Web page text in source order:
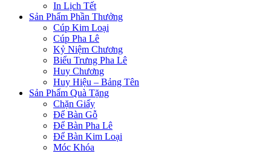
In Lịch Tết
Sản Phẩm Phần Thưởng
Cúp Kim Loại
Cúp Pha Lê
Kỷ Niệm Chương
Biểu Trưng Pha Lê
Huy Chương
Huy Hiệu – Bảng Tên
Sản Phẩm Quà Tặng
Chặn Giấy
Để Bàn Gỗ
Để Bàn Pha Lê
Để Bàn Kim Loại
Móc Khóa